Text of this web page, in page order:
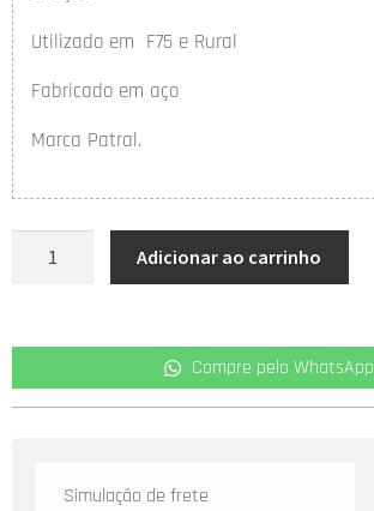
Utilizado em F75 e Rural
Fabricado em aço
Marca Patral.
Adicionar ao carrinho
Compre pelo WhatsApp
Simulação de frete